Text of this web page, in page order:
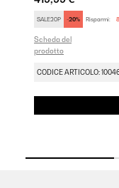
SALE20P -20% Risparmi:
Scheda del
prodotto
CODICE ARTICOLO: